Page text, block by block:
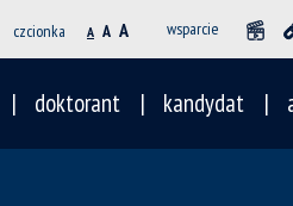
czcionka A A A wsparcie
doktorant kandydat